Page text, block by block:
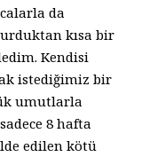
da
kısa bir
Kendisi
istediğimiz bir
umutlarla
8 hafta
edilen kötü